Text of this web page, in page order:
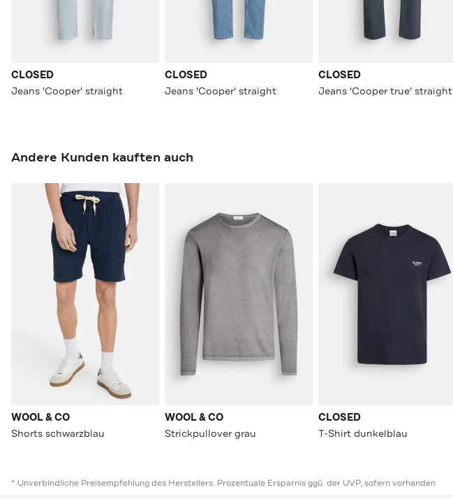
CLOSED
Jeans 'Cooper' straight
CLOSED
Jeans 'Cooper' straight
CLOSED
Jeans 'Cooper true' straight
Andere Kunden kauften auch
WOOL & CO
Shorts schwarzblau
WOOL & CO
Strickpullover grau
CLOSED
T-Shirt dunkelblau
* Unverbindliche Preisempfehlung des Herstellers. Prozentuale Ersparnis ggü. der UVP, sofern vorhanden